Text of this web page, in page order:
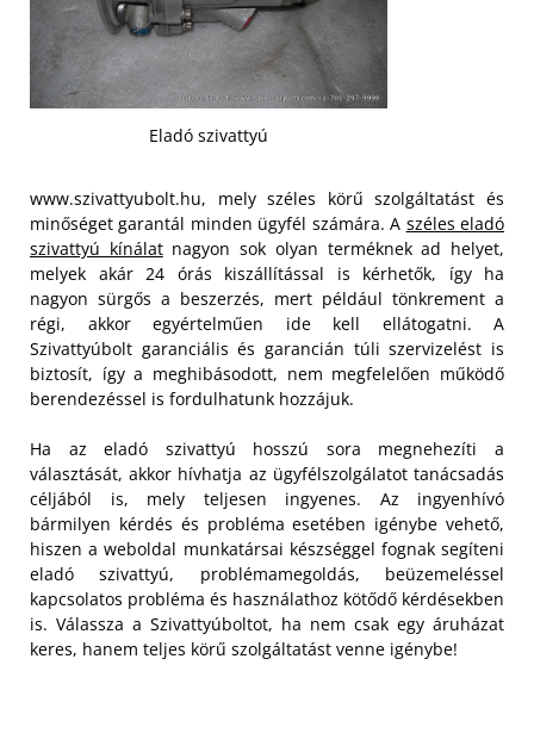
Eladó szivattyú
www.szivattyubolt.hu, mely széles körű szolgáltatást és
minőséget garantál minden ügyfél számára. A széles eladó
szivattyú kínálatnagyon sok olyan terméknek ad helyet,
melyek akár 24 órás kiszállítással is kérhetők, így ha
nagyon sürgős a beszerzés, mert például tönkrement a
régi, akkor egyértelműen ide kell ellátogatni. A
Szivattyúbolt garanciális és garancián túli szervizelést is
biztosít, így a meghibásodott, nem megfelelően működő
berendezéssel is fordulhatunk hozzájuk.
Ha az eladó szivattyú hosszú sora megnehezíti a
választását, akkor hívhatja az ügyfélszolgálatot tanácsadás
céljából is, mely teljesen ingyenes. Az ingyenhívó
bármilyen kérdés és probléma esetében igénybe vehető,
hiszen a weboldal munkatársai készséggel fognak segíteni
eladó szivattyú, problémamegoldás, beüzemeléssel
kapcsolatos probléma és használathoz kötődő kérdésekben
is. Válassza a Szivattyúboltot, ha nem csak egy áruházat
keres, hanem teljes körű szolgáltatást venne igénybe!